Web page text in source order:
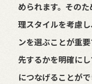
められます。その
理スタイルを考慮
ンを選ぶことが重
先するかを明確に
につなげることがで